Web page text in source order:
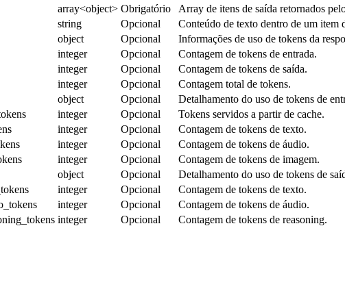
array<object> Obrigatório
Array de itens de saída retornados
string Opcional
Conteúdo de texto dentro de um item
object Opcional
Informações de uso de tokens da
integer Opcional
Contagem de tokens de entrada.
integer Opcional
Contagem de tokens de saída.
integer Opcional
Contagem total de tokens.
object Opcional
Detalhamento do uso de tokens de
integer Opcional
Tokens servidos a partir de cache.
integer Opcional
Contagem de tokens de texto.
integer Opcional
Contagem de tokens de áudio.
integer Opcional
Contagem de tokens de imagem.
object Opcional
Detalhamento do uso de tokens de
integer Opcional
Contagem de tokens de texto.
integer Opcional
Contagem de tokens de áudio.
integer Opcional Contagem de tokens de reasoning.